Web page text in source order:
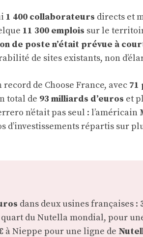
1 400 collaborateurs directs et
11 300 emplois sur le
de poste n’était prévue à
de sites existants, non
de Choose France, avec 71
total de 93 milliards d’euros et
n’était pas seul : l’américain
d’investissements répartis sur
dans deux usines françaises :
du Nutella mondial, pour
à Nieppe pour une ligne de